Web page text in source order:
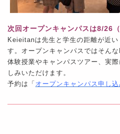
次回オープンキャンパスは8/26
Keieitanは先生と学生の距離が近
す。オープンキャンパスではそん
体験授業やキャンパスツアー、実
しみいただけます。
予約は「 オープンキャンパス申し